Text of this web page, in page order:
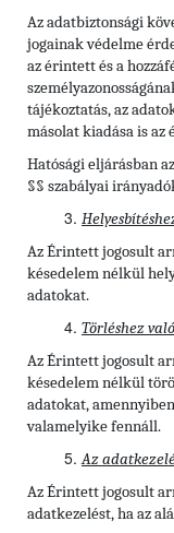
Az adatbiztonsági
jogainak védelme
az érintett és a
tájékoztatás, az
másolat kiadása is
Hatósági eljárásban
§§ szabályai
Az Érintett jogosult
késedelem nélkül
adatokat.
Törléshez
Az Érintettjogosult
késedelem nélkül
adatokat,
valamelyike fennáll.
Az
Az Érintett jogosult
adatkezelést, ha az